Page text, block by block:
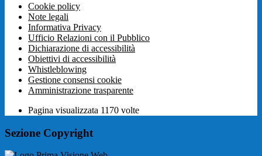
Cookie policy
Note legali
Informativa Privacy
Ufficio Relazioni con il Pubblico
Dichiarazione di accessibilità
Obiettivi di accessibilità
Whistleblowing
Gestione consensi cookie
Amministrazione trasparente
Pagina visualizzata 1170 volte
Sezione Copyright